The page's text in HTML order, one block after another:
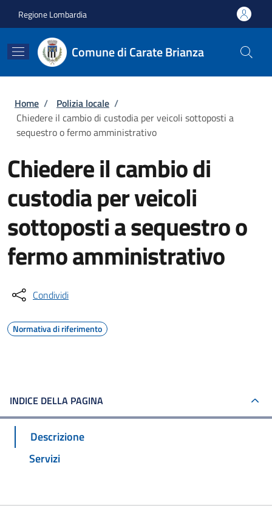
Regione Lombardia
Comune di Carate Brianza
Briciole di pane
Home / Polizia locale /
Chiedere il cambio di custodia per veicoli sottoposti a
sequestro o fermo amministrativo
Chiedere il cambio di
custodia per veicoli
sottoposti a sequestro o
fermo amministrativo
Condividi
Normativa di riferimento
INDICE DELLA PAGINA
Descrizione
Servizi